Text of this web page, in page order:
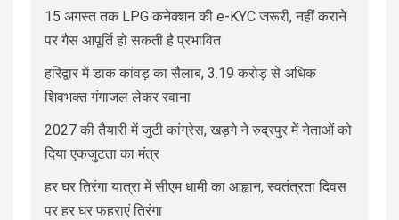
15 अगस्त तक LPG कनेक्शन की e-KYC जरूरी, नहीं कराने
पर गैस आपूर्ति हो सकती है प्रभावित
हरिद्वार में डाक कांवड़ का सैलाब, 3.19 करोड़ से अधिक
शिवभक्त गंगाजल लेकर रवाना
2027 की तैयारी में जुटी कांग्रेस, खड़गे ने रुद्रपुर में नेताओं को
दिया एकजुटता का मंत्र
हर घर तिरंगा यात्रा में सीएम धामी का आह्वान, स्वतंत्रता दिवस
पर हर घर फहराएं तिरंगा